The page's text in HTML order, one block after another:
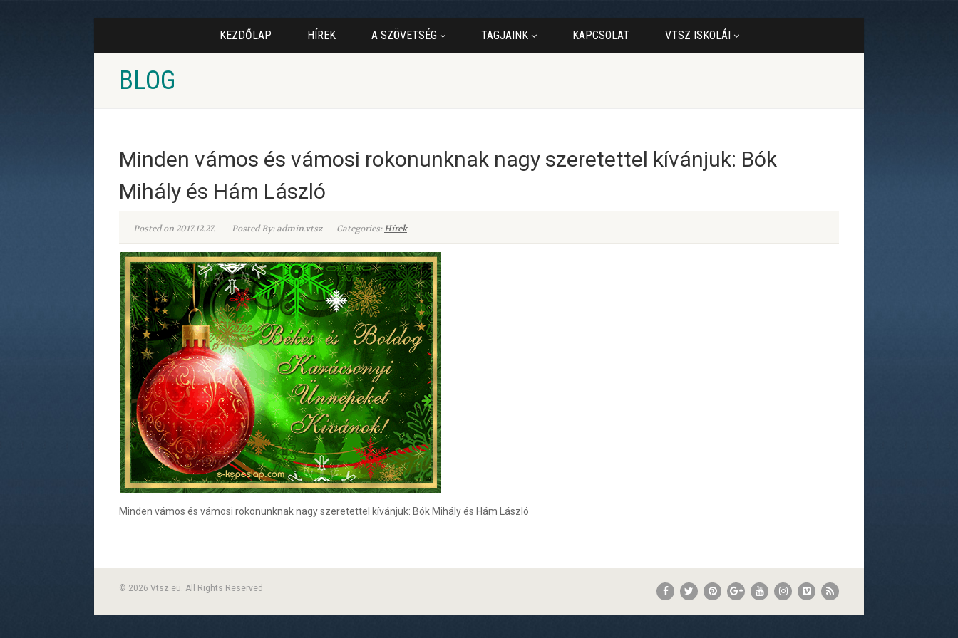
KEZDŐLAP HÍREK A SZÖVETSÉG TAGJAINK KAPCSOLAT VTSZ ISKOLÁI
BLOG
Minden vámos és vámosi rokonunknak nagy szeretettel kívánjuk: Bók
Mihály és Hám László
Posted on 2017.12.27. Posted By: admin.vtsz Categories:Hírek
Minden vámos és vámosi rokonunknak nagy szeretettel kívánjuk: Bók Mihály és Hám László
© 2026 Vtsz.eu. All Rights Reserved